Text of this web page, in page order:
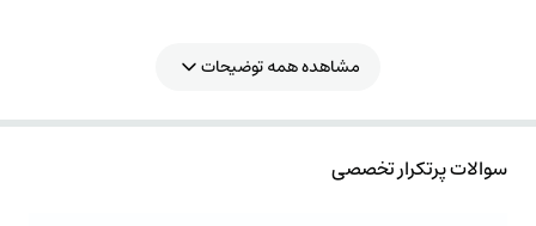
مشاهده همه توضیحات
سوالات پرتکرار تخصصی